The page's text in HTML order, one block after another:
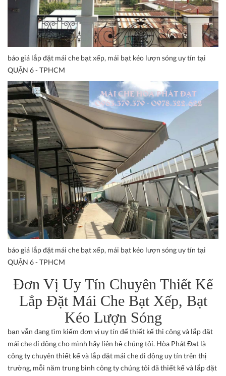
báo giá lắp đặt mái che bạt xếp, mái bạt kéo lượn sóng uy tín tại
QUẬN 6 - TPHCM
báo giá lắp đặt mái che bạt xếp, mái bạt kéo lượn sóng uy tín tại
QUẬN 6 - TPHCM
Đơn Vị Uy Tín Chuyên Thiết Kế
Lắp Đặt Mái Che Bạt Xếp, Bạt
Kéo Lượn Sóng
bạn vẫn đang tìm kiếm đơn vị uy tín để thiết kế thi công và lắp đặt
mái che di động cho mình hãy liên hệ chúng tôi. Hòa Phát Đạt là
công ty chuyên thiết kế và lắp đặt mái che di động uy tín trên thị
trường, mỗi năm trung bình công ty chúng tôi đã thiết kế và lắp đặt